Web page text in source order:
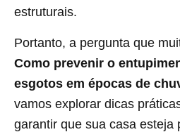
estruturais.
Portanto, a pergunta que
Como prevenir o
esgotos em épocas de
vamos explorar dicas
garantir que sua casa esteja